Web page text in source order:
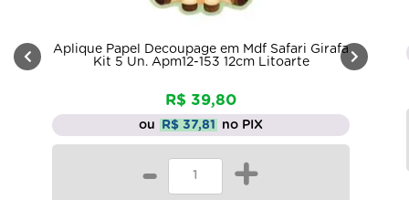
Aplique Papel Decoupage em Mdf Safari Girafa
Kit 5 Un. Apm12-153 12cm Litoarte
R$ 39,80
ou R$ 37,81 no PIX
- +